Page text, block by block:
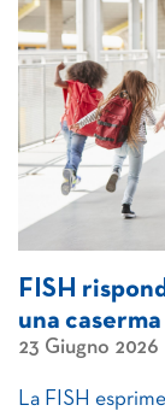
FISH
una
23 Giugno 2026
La FISH